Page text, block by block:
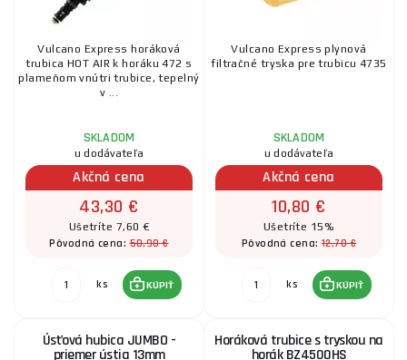
Vulcano Express horáková
trubica HOT AIR k horáku 472 s
plameňom vnútri trubice, tepelný
v ...
SKLADOM
u dodávateľa
Akčná cena
43,30 €
Ušetríte 7,60 €
Pôvodná cena:50,90 €
ks KÚPIŤ
Vulcano Express plynová
filtračné tryska pre trubicu 4735
SKLADOM
u dodávateľa
Akčná cena
10,80 €
Ušetríte 15%
Pôvodná cena:12,70 €
ks KÚPIŤ
Úsťová hubica JUMBO -
priemer ústia 13mm
Horáková trubice s tryskou na
horák BZ4500HS